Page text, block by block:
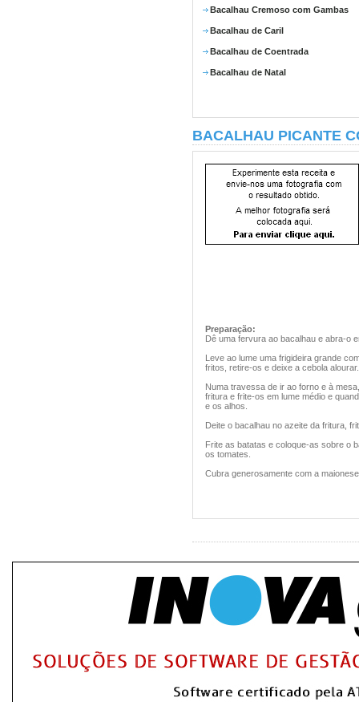
Bacalhau Cremoso com Gambas
Bacalhau de Caril
Bacalhau de Coentrada
Bacalhau de Natal
BACALHAU PICANTE
Preparação:
Dê uma fervura ao bacalhau e abra-o
Leve ao lume uma frigideira grande
fritos, retire-os e deixe a cebola alourar.
Numa travessa de ir ao forno e à
fritura e frite-os em lume médio e
e os alhos.
Deite o bacalhau no azeite da fritura,
Frite as batatas e coloque-as sobre o
os tomates.
Cubra generosamente com a